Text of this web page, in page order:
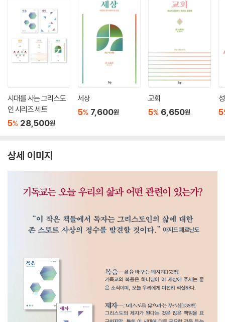
시대를 사는 그리스도
인 시리즈 세트
5% 28,500원
세상
5% 7,600원
교회
5% 6,650원 5
상세 이미지